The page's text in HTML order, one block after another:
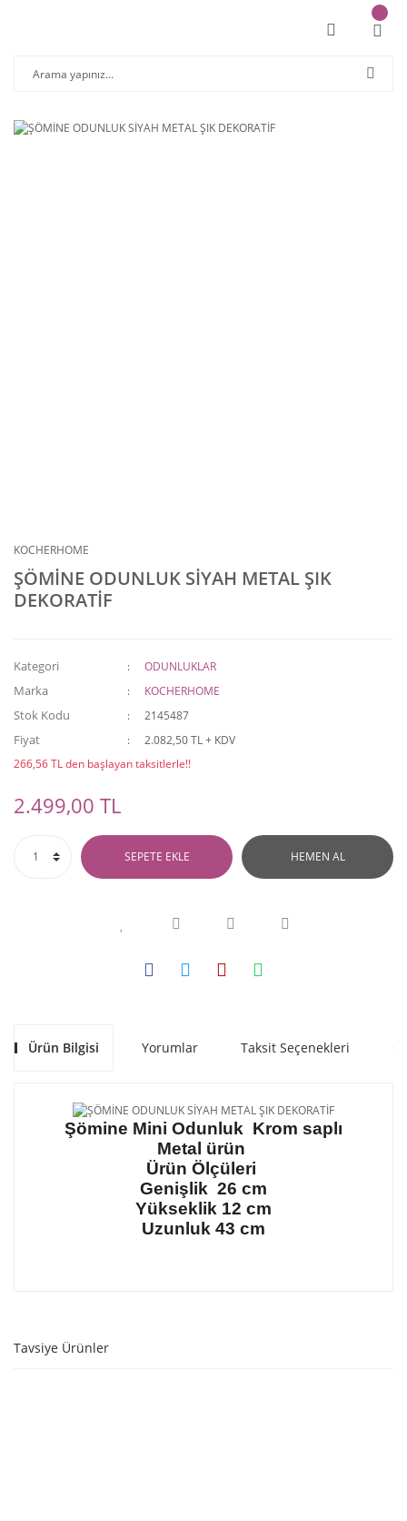
KOCHERHOME
ŞÖMİNE ODUNLUK SİYAH METAL ŞIK
DEKORATİF
Kategori ODUNLUKLAR
Marka KOCHERHOME
Stok Kodu 2145487
Fiyat
2.082,50 TL + KDV
266,56 TL den başlayan taksitlerle!!
2.499,00 TL
SEPETE EKLE HEMEN AL
Ürün Bilgisi Yorumlar Taksit Seçenekleri
Şömine Mini Odunluk Krom saplı
Metal ürün
Ürün Ölçüleri
Genişlik 26 cm
Yükseklik 12 cm
Uzunluk 43 cm
Tavsiye Ürünler